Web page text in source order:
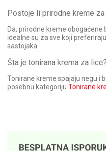
Postoje li prirodne kreme za
Da, prirodne kreme
idealne su za sve koji
sastojaka.
Šta je tonirana krema za lice?
Tonirane kreme spajaju negu i
posebnu kategoriju Tonirane